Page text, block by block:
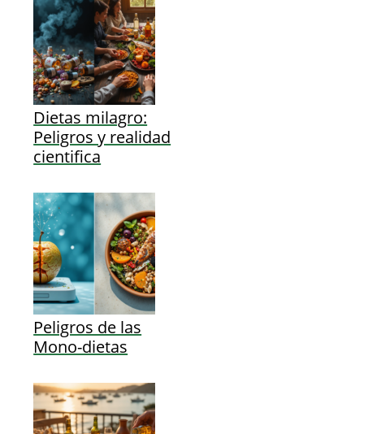
Dietas milagro:
Peligros y realidad
cientifica
Peligros de las
Mono-dietas